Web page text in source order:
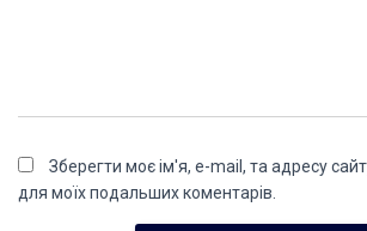
Зберегти моє ім'я, e-mail, та адресу
для моїх подальших коментарів.